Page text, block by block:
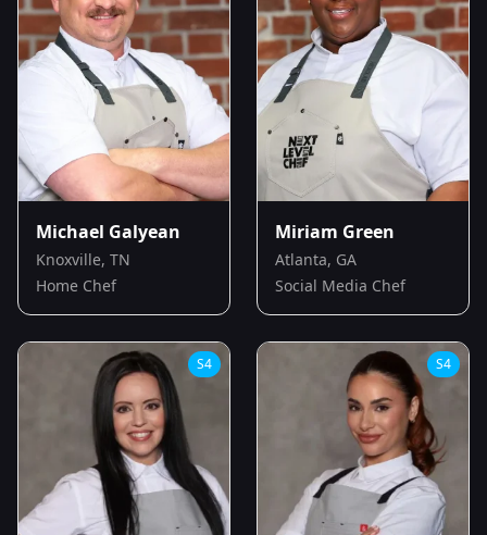
Michael Galyean
Knoxville, TN
Home Chef
Miriam Green
Atlanta, GA
Social Media Chef
S4 S4